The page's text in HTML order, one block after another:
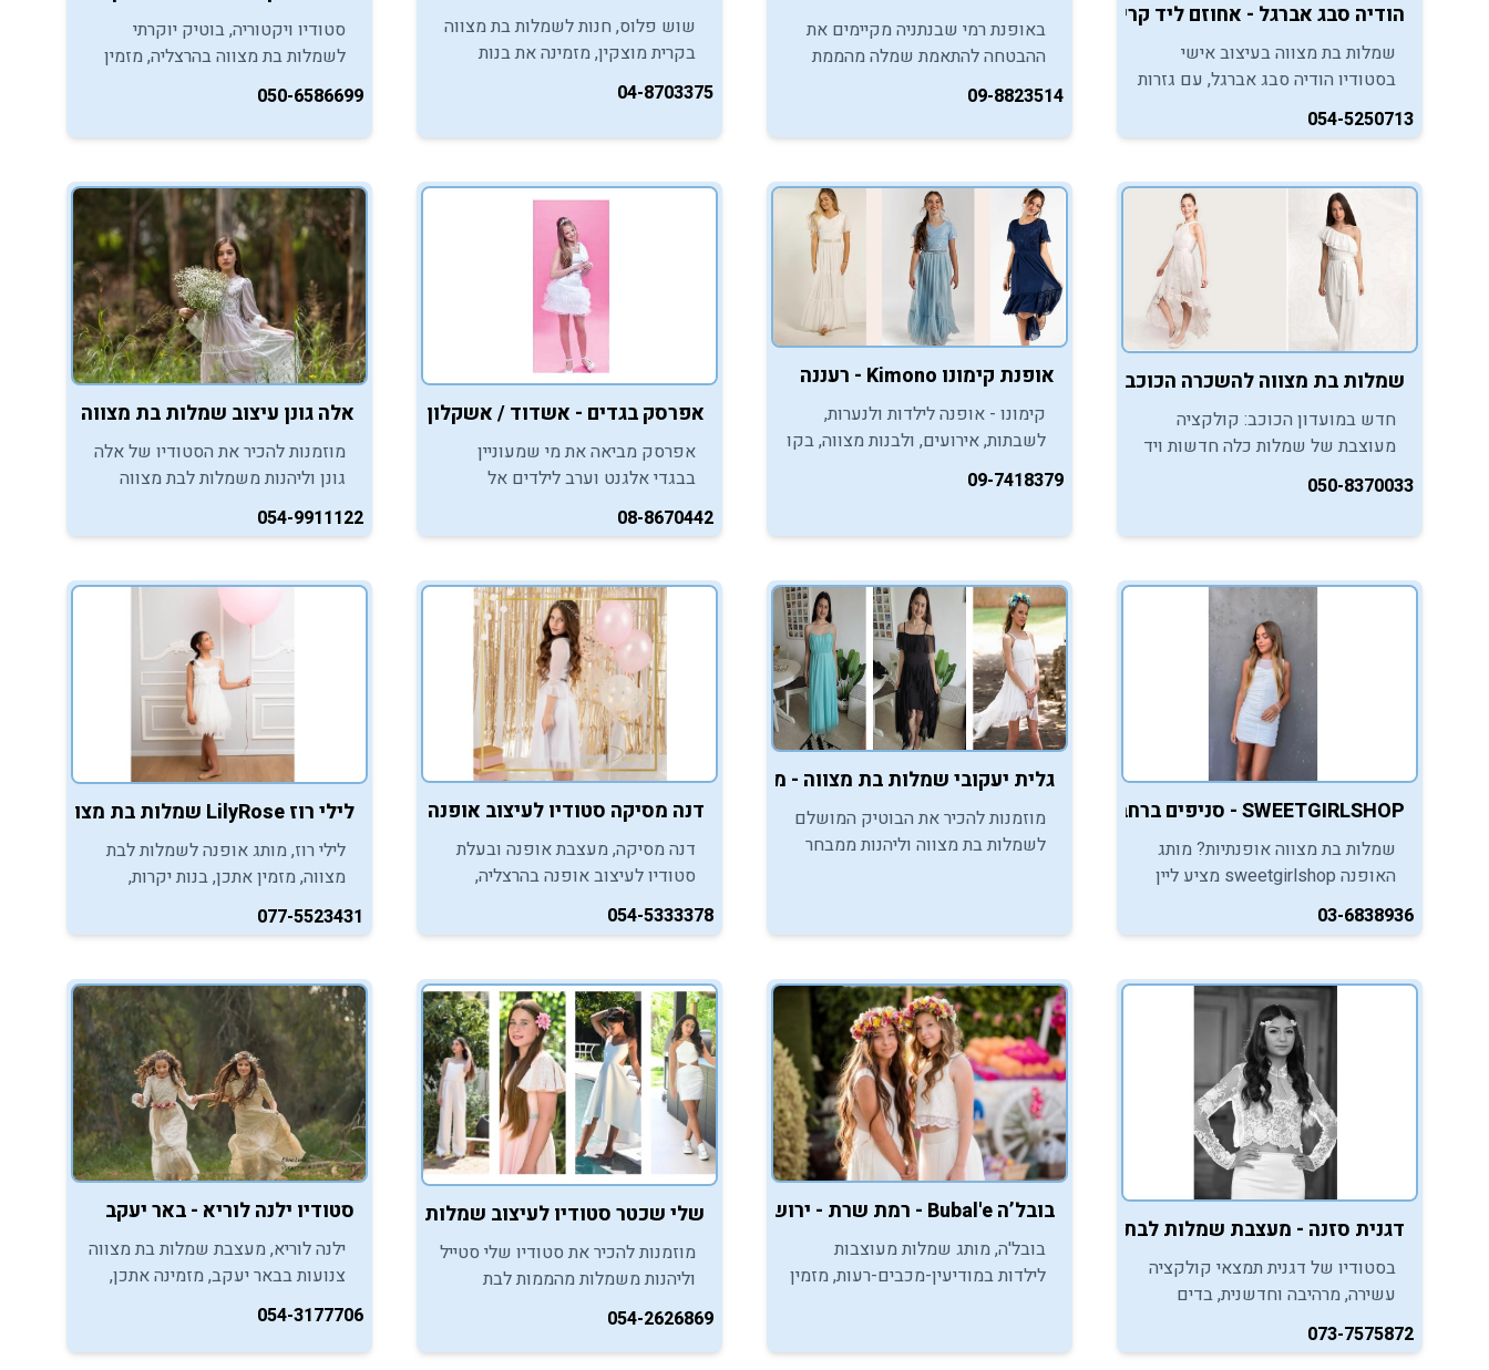
הודיה סבג אברגל - אחוזם ליד קריית גת
שמלות בת מצווה בעיצוב אישי
בסטודיו הודיה סבג אברגל, עם גזרות
מחמיאות, בדים איכותיים וליווי
מקצועי באווירה בוטיקית.
054-5250713
באופנת רמי שבנתניה מקיימים את
ההבטחה להתאמת שמלה מהממת
שתכבוש את כל מי שרואה אותה
במסיבת הבת מצווה שאליה מתכוננת
כל נערה.
09-8823514
שוש פלוס, חנות לשמלות בת מצווה
בקרית מוצקין, מזמינה את בנות
המצווה שביניכן, ליהנות מהיצע
מרשים של שמלות מעוצבות לבת
04-8703375
סטודיו ויקטוריה, בוטיק יוקרתי
לשמלות בת מצווה בהרצליה, מזמין
אתכן, בנות המצוה, ליהנות
מקולקציית שמלות שלא תמצאו באף
מקום אחר.
050-6586699
שמלות בת מצווה להשכרה הכוכב - ראשון לציון
חדש במועדון הכוכב: קולקציה
מעוצבת של שמלות כלה חדשות ויד
שניה במחירים אטרקטיביים שגם
אתן חייבות להכיר. כנסו, התרשמו
050-8370033
אופנת קימונו Kimono - רעננה
קימונו - אופנה לילדות ולנערות,
לשבתות, אירועים, ולבנות מצווה, בקו
אופנתי, אלגנטי וייחודי.
09-7418379
אפרסק בגדים - אשדוד / אשקלון
אפרסק מביאה את מי שמעוניין
בבגדי אלגנט וערב לילדים אל
אפרסק, שמציגה התמחות מדהימה
בהלבשה לנערות ולנערי המצווה
08-8670442
אלה גונן עיצוב שמלות בת מצווה ובוק בת מצווה - כפר יונה /
מוזמנות להכיר את הסטודיו של אלה
גונן וליהנות משמלות לבת מצווה
ואירועים הנתפרות בעבודת יד, עם
הרבה אהבה והקפדה.
054-9911122
SWEETGIRLSHOP - סניפים ברחבי הארץ
שמלות בת מצווה אופנתיות? מותג
האופנה sweetgirlshop מציע ליין
אופנתי וייחודי לבנות מצווה.
03-6838936
גלית יעקובי שמלות בת מצווה - מבשרת ציון קניון הראל
מוזמנות להכיר את הבוטיק המושלם
לשמלות בת מצווה וליהנות ממבחר
דנה מסיקה סטודיו לעיצוב אופנה - הרצליה
דנה מסיקה, מעצבת אופנה ובעלת
סטודיו לעיצוב אופנה בהרצליה,
מזמינה אתכן, בנות המצווה, ליהנות
מקולקציית שמלות מיוחדת לאירועי
054-5333378‏
לילי רוז LilyRose שמלות בת מצווה
לילי רוז, מותג אופנה לשמלות לבת
מצווה, מזמין אתכן, בנות יקרות,
ליהנות מקולקציית שמלות חדשה
ומרגשת לבחירת שמלה קסומה
077-5523431
דגנית סזנה - מעצבת שמלות לבת מצווה - יבנה
בסטודיו של דגנית תמצאי קולקציה
עשירה, מרהיבה וחדשנית, בדים
איכותיים ותפירה ברמת גימור גבוהה
מלווים ביחס אישי שיהפכו את
073-7575872
בובל’ה Bubal'e - רמת שרת - ירושלים
בובל'ה, מותג שמלות מעוצבות
לילדות במודיעין-מכבים-רעות, מזמין
פיות.
שלי שכטר סטודיו לעיצוב שמלות בת מצווה - פתח תקווה
מוזמנות להכיר את סטודיו שלי סטייל
וליהנות משמלות מהממות לבת
מצווה,סטלייניג ואביזרים.
054-2626869
סטודיו ילנה לוריא - באר יעקב
ילנה לוריא, מעצבת שמלות בת מצווה
צנועות בבאר יעקב, מזמינה אתכן,
בנות המצווה, ליהנות מקולקציית
שמלות בת מצווה קסומה.
054-3177706